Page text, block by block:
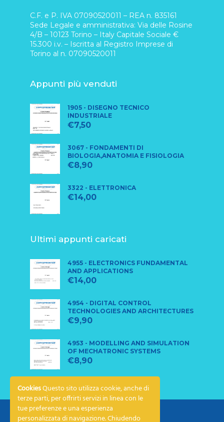
C.F. e P. IVA 07090520011 – REA n. 835161
Sede Legale e amministrativa: Via delle Rosine
4/B – 10123 Torino – Italy Capitale Sociale €
15.300 i.v. – Iscritta al Registro Imprese di
Torino al n. 07090520011
Appunti più venduti
1905 - DISEGNO TECNICO
INDUSTRIALE
€7,50
3067 - FONDAMENTI DI
BIOLOGIA,ANATOMIA E FISIOLOGIA
€8,90
3322 - ELETTRONICA
€14,00
Ultimi appunti caricati
4955 - ELECTRONICS FUNDAMENTAL
AND APPLICATIONS
€14,00
4954 - DIGITAL CONTROL
TECHNOLOGIES AND ARCHITECTURES
€9,90
4953 - MODELLING AND SIMULATION
OF MECHATRONIC SYSTEMS
€8,90
CookiesQuesto sito utilizza cookie, anche di
terze parti, per offrirti servizi in linea con le
tue preferenze e una esperienza
personalizzata di navigazione. Chiudendo